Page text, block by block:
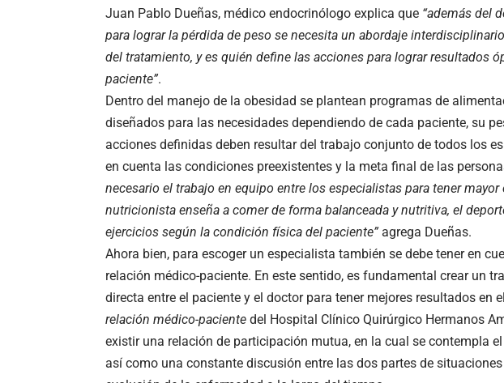
Juan Pablo Dueñas, médico endocrinólogo explica que “además del
para lograr la pérdida de peso se necesita un abordaje
del tratamiento, y es quién define las acciones para lograr resultados
paciente”.
Dentro del manejo de la obesidad se plantean programas de
diseñados para las necesidades dependiendo de cada paciente, su
acciones definidas deben resultar del trabajo conjunto de todos los
en cuenta las condiciones preexistentes y la meta final de las
necesario el trabajo en equipo entre los especialistas para tener
nutricionista enseña a comer de forma balanceada y nutritiva, el
ejercicios según la condición física del paciente”agrega Dueñas.
Ahora bien, para escoger un especialista también se debe tener en
relación médico-paciente. En este sentido, es fundamental crear un
directa entre el paciente y el doctor para tener mejores resultados en
relación médico-paciente del Hospital Clínico Quirúrgico Hermanos
existir una relación de participación mutua, en la cual se contempla
así como una constante discusión entre las dos partes de